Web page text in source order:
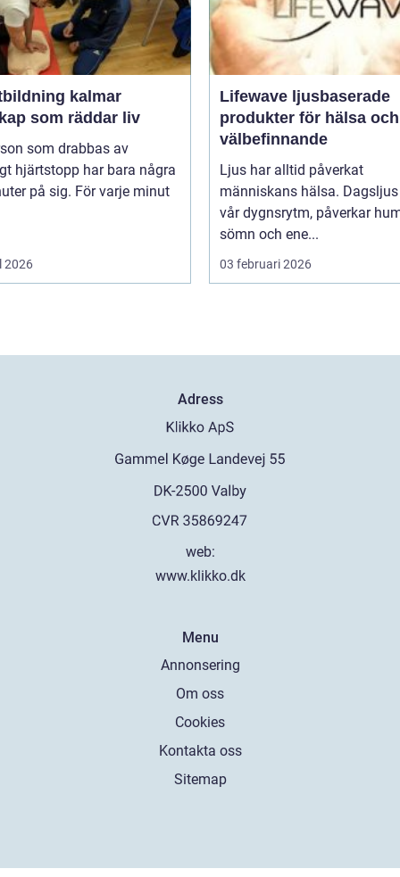
kalmar
som räddar liv
som drabbas av
hjärtstopp har bara några
på sig. För varje minut
2026
Lifewave ljusbaserade
produkter för hälsa och
välbefinnande
Ljus har alltid påverkat
människans hälsa.
vår dygnsrytm, påverkar
sömn och ene...
03 februari 2026
Adress
web:
www.klikko.dk
Menu
Annonsering
Om oss
Cookies
Kontakta oss
Sitemap